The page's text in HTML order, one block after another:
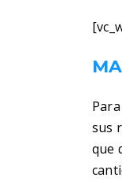
sus
que